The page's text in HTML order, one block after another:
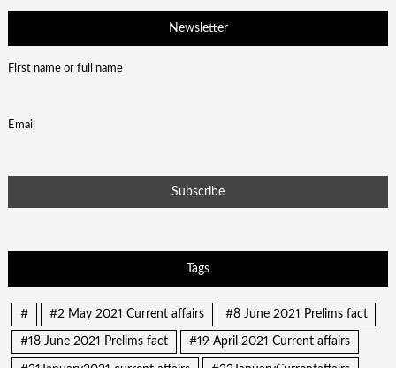
Newsletter
First name or full name
Email
Tags
# #2 May 2021 Current affairs #8 June 2021 Prelims fact
#18 June 2021 Prelims fact #19 April 2021 Current affairs